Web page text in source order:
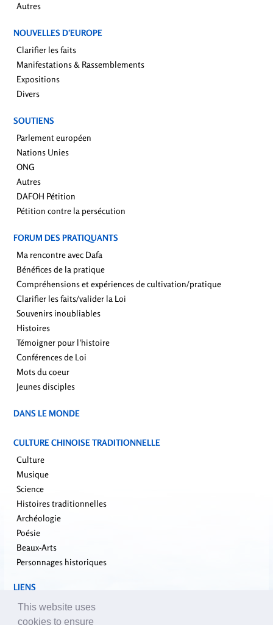
Autres
NOUVELLES D’EUROPE
Clarifier les faits
Manifestations & Rassemblements
Expositions
Divers
SOUTIENS
Parlement européen
Nations Unies
ONG
Autres
DAFOH Pétition
Pétition contre la persécution
FORUM DES PRATIQUANTS
Ma rencontre avec Dafa
Bénéfices de la pratique
Compréhensions et expériences de cultivation/pratique
Clarifier les faits/valider la Loi
Souvenirs inoubliables
Histoires
Témoigner pour l'histoire
Conférences de Loi
Mots du coeur
Jeunes disciples
DANS LE MONDE
CULTURE CHINOISE TRADITIONNELLE
Culture
Musique
Science
Histoires traditionnelles
Archéologie
Poésie
Beaux-Arts
Personnages historiques
LIENS
falundafa.org
faluninfo.net
This website uses
cookies to ensure